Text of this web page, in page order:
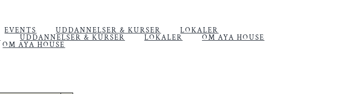
EVENTS UDDANNELSER & KURSER
LOKALER
OM AYA HOUSE
UDDANNELSER & KURSER LOKALER OM AYA HOUSE